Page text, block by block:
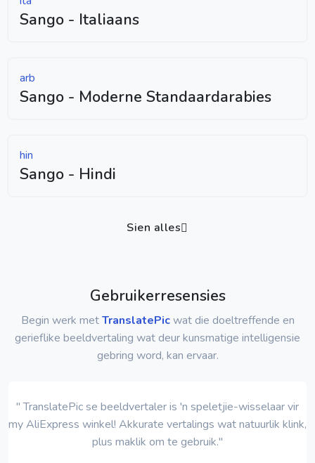
Sango - Italiaans
arb
Sango - Moderne Standaardarabies
hin
Sango - Hindi
Sien alles
Gebruikerresensies
Begin werk metTranslatePicwat die doeltreffende en
gerieflike beeldvertaling wat deur kunsmatige intelligensie
gebring word, kan ervaar.
" TranslatePic se beeldvertaler is 'n speletjie-wisselaar vir
my AliExpress winkel! Akkurate vertalings wat natuurlik klink,
plus maklik om te gebruik."